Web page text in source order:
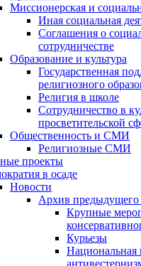
Миссионерская и
Иная социальная
Соглашения о
сотрудничестве
Образование и культура
Государственная
религиозного
Религия в школе
Сотрудничество в
просветительской
Общественность и СМИ
Религиозные СМИ
проекты
в осаде
Новости
Архив предыдущего
Крупные
Курьезы
Национальная